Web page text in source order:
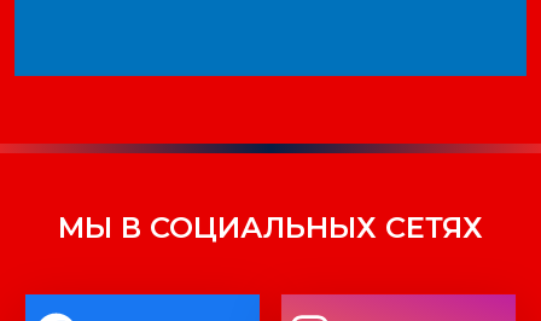
МЫ В СОЦИАЛЬНЫХ СЕТЯХ